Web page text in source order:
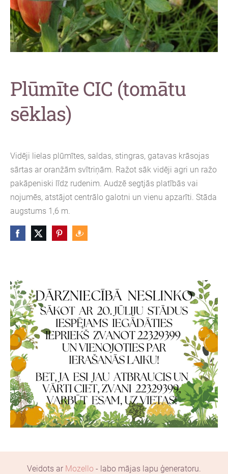
Plūmīte CIC (tomātu
sēklas)
Vidēji lielas plūmītes, saldas, stingras, gatavas krāsojas
sārtas ar oranžām svītriņām. Ražot sāk vidēji agri un ražo
pakāpeniski līdz rudenim. Audzē segtjās platībās vai
nojumēs, atstājot centrālo galotni un vienu apzarīti. Stāda
augstums 1,6 m.
Veidots ar Mozello - labo mājas lapu ģeneratoru.